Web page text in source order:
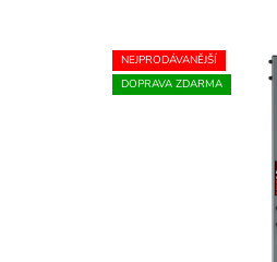
NEJPRODÁVANĚJŠÍ
DOPRAVA ZDARMA